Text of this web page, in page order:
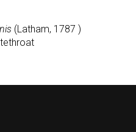
(Latham, 1787 )